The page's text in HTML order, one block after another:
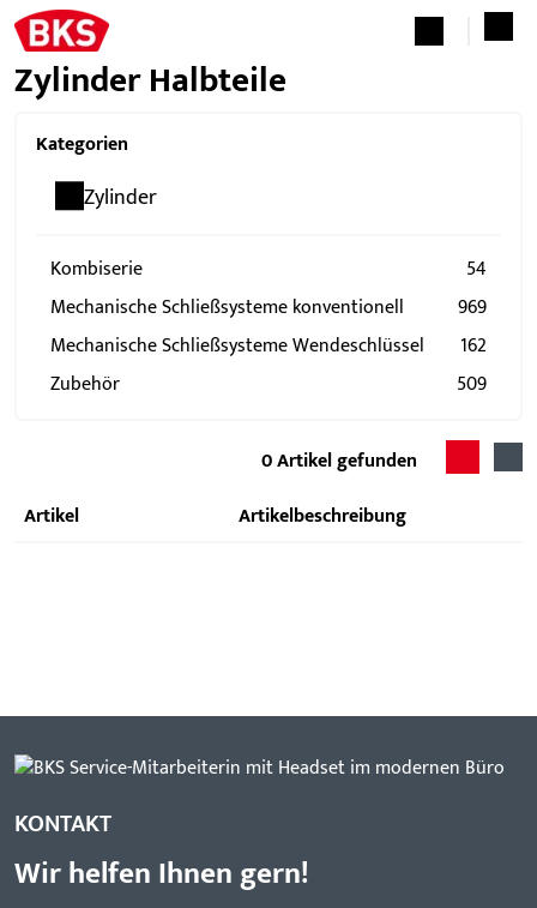
Zylinder Halbteile
Kategorien
Zylinder
Kombiserie
54
Mechanische Schließsysteme konventionell
969
Mechanische Schließsysteme Wendeschlüssel
162
Zubehör
509
Artikel gefunden
Artikel
Artikelbeschreibung
KONTAKT
Wir helfen Ihnen gern!